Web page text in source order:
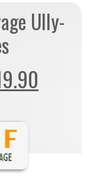
Ully-